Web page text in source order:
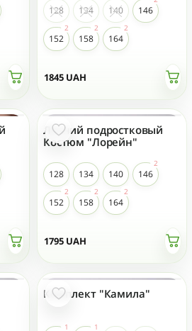
1845 UAH
128 134 140 146
152 158 164
1795 UAH
Летний подростковый
Костюм "Лорейн"
128 134 140 146
152 158 164
Комплект "Камила"